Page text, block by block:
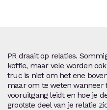
PR draait op relaties.
koffie, maar vele worden
truc is niet om het ene
maar om te weten wanneer
vooruitgang leidt en hoe je
grootste deel van je relatie